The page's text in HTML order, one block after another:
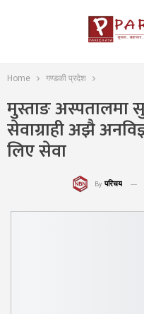
Home गण्डकी प्रदेश
मुस्ताङ अस्पतालमा
सेवाग्राही अझै
लिए सेवा
By परिचय